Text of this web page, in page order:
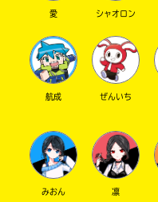
愛 シャオロン
航成 ぜんいち
みおん 凛